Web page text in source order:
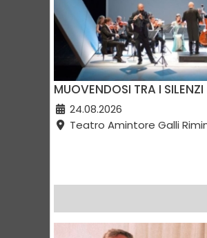
MUOVENDOSI TRA I SILENZI
24.08.2026
Teatro Amintore Galli